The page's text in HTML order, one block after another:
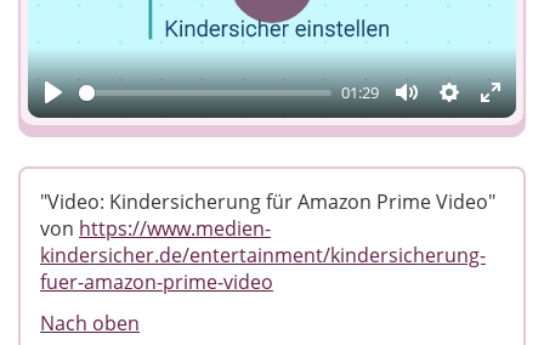
Play
01:29
Mute
Enter
Play
"Video: Kindersicherung für Amazon Prime Video"
von https://www.medien-
kindersicher.de/entertainment/kindersicherung-
fuer-amazon-prime-video
Nach oben